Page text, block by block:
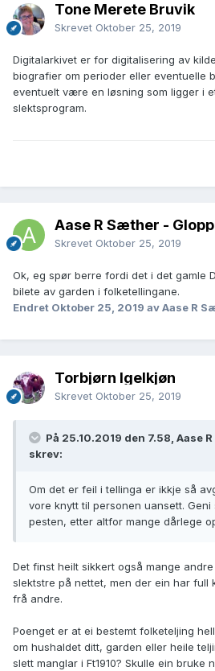
Tone Merete Bruvik
Skrevet Oktober 25, 2019
Digitalarkivet er for digitalisering av
biografier om perioder eller eventuelle
eventuelt være en løsning som ligger i
slektsprogram.
Aase R Sæther -
Skrevet Oktober 25, 2019
Ok, eg spør berre fordi det i det gamle
bilete av garden i folketellingane.
Endret Oktober 25, 2019 av Aase R
Torbjørn Igelkjøn
Skrevet Oktober 25, 2019
På 25.10.2019 den 7.58, Aase
skrev:
Om det er feil i tellinga er ikkje så
vore knytt til personen uansett.
pesten, etter altfor mange dårlege
Det finst heilt sikkert også mange
slektstre på nettet, men der ein har full
frå andre.
Poenget er at ei bestemt folketeljing
om hushaldet ditt, garden eller heile
slett manglar i Ft1910? Skulle ein bruke